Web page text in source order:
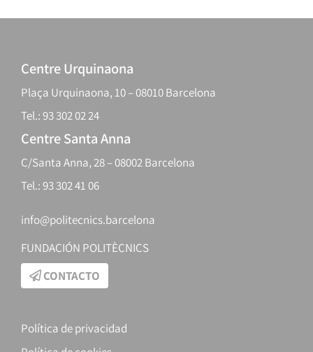
Centre Urquinaona
Plaça Urquinaona, 10 – 08010 Barcelona
Tel.: 93 302 02 24
Centre Santa Anna
C/Santa Anna, 28 – 08002 Barcelona
Tel.: 93 302 41 06
info@politecnics.barcelona
FUNDACIÓN POLITÈCNICS
CONTACTO
Política de privacidad